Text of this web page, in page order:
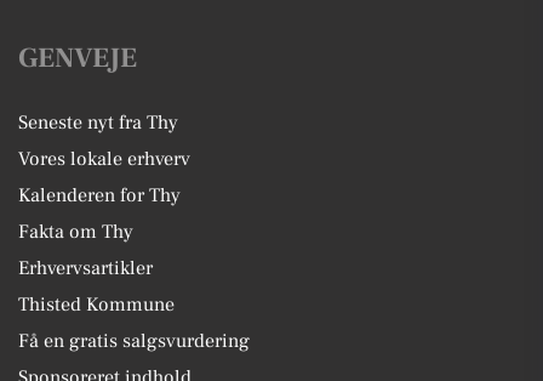
GENVEJE
Seneste nyt fra Thy
Vores lokale erhverv
Kalenderen for Thy
Fakta om Thy
Erhvervsartikler
Thisted Kommune
Få en gratis salgsvurdering